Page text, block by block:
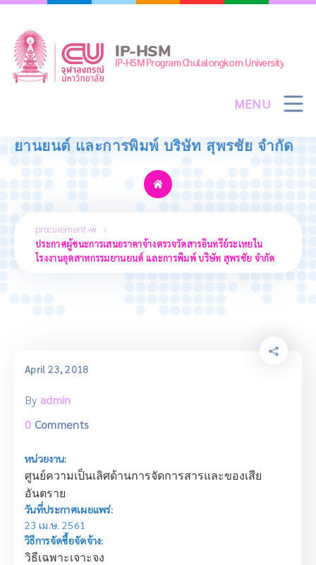
Skip
content
IP-HSM
IP-HSM Program Chulalongkorn University
MENU
ประกาศผู้ชนะการเสนอราคาจ้างตรวจวัด
ยานยนต์ และการพิมพ์ บริษัท สุพรชัย จำกัด
procurement-w
ประกาศผู้ชนะการเสนอราคาจ้างตรวจวัดสารอินทรีย์ระเหยใน
โรงงานอุตสาหกรรมยานยนต์ และการพิมพ์ บริษัท สุพรชัย จำกัด
April 23, 2018
By admin
0 Comments
หน่วยงาน:
ศูนย์ความเป็นเลิศด้านการจัดการสารและของเสีย
อันตราย
วันที่ประกาศเผยแพร่:
23 เม.ษ. 2561
วิธีการจัดซื้อจัดจ้าง:
วิธีเฉพาะเจาะจง